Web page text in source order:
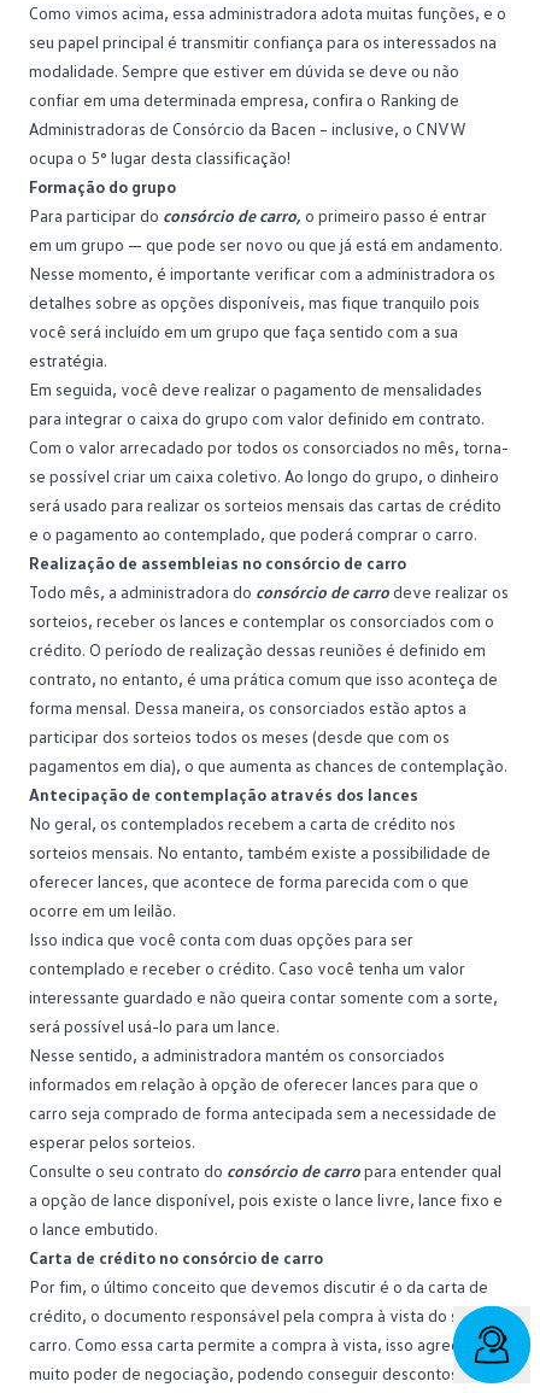
Como vimos acima, essa administradora adota muitas funções, e o
seu papel principal é transmitir confiança para os interessados na
modalidade. Sempre que estiver em dúvida se deve ou não
confiar em uma determinada empresa, confira o Ranking de
Administradoras de Consórcio da Bacen – inclusive, o CNVW
ocupa o 5° lugar desta classificação!
Formação do grupo
Para participar do consórcio de carro, o primeiro passo é entrar
em um grupo — que pode ser novo ou que já está em andamento.
Nesse momento, é importante verificar com a administradora os
detalhes sobre as opções disponíveis, mas fique tranquilo pois
você será incluído em um grupo que faça sentido com a sua
estratégia.
Em seguida, você deve realizar o pagamento de mensalidades
para integrar o caixa do grupo com valor definido em contrato.
Com o valor arrecadado por todos os consorciados no mês, torna-
se possível criar um caixa coletivo. Ao longo do grupo, o dinheiro
será usado para realizar os sorteios mensais das cartas de crédito
e o pagamento ao contemplado, que poderá comprar o carro.
Realização de assembleias no consórcio de carro
Todo mês, a administradora do consórcio de carrodeve realizar os
sorteios, receber os lances e contemplar os consorciados com o
crédito. O período de realização dessas reuniões é definido em
contrato, no entanto, é uma prática comum que isso aconteça de
forma mensal. Dessa maneira, os consorciados estão aptos a
participar dos sorteios todos os meses (desde que com os
pagamentos em dia), o que aumenta as chances de contemplação.
Antecipação de contemplação através dos lances
No geral, os contemplados recebem a carta de crédito nos
sorteios mensais. No entanto, também existe a possibilidade de
oferecer lances, que acontece de forma parecida com o que
ocorre em um leilão.
Isso indica que você conta com duas opções para ser
contemplado e receber o crédito. Caso você tenha um valor
interessante guardado e não queira contar somente com a sorte,
será possível usá-lo para um lance.
Nesse sentido, a administradora mantém os consorciados
informados em relação à opção de oferecerlances para que o
carro seja comprado de forma antecipada sem a necessidade de
esperar pelos sorteios.
Consulte o seu contrato do consórcio de carropara entender qual
a opção de lance disponível, pois existe o lance livre, lance fixo e
o lance embutido.
Carta de crédito no consórcio de carro
Por fim, o último conceito que devemos discutir é o da carta de
crédito, o documento responsável pela compra à vista do seu
carro. Como essa carta permite a compra à vista, isso agrega
muito poder de negociação, podendo conseguir descontos.